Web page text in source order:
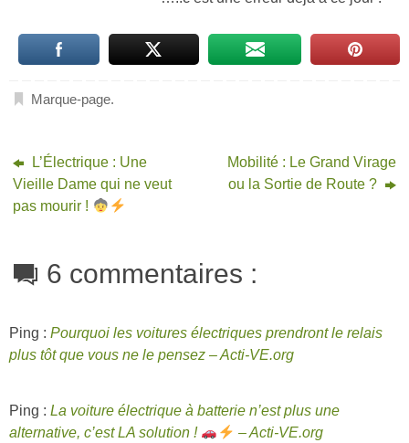
Marque-page.
L’Électrique : Une
Vieille Dame qui ne veut
pas mourir !
Mobilité : Le Grand Virage
ou la Sortie de Route ?
6 commentaires :
Ping : Pourquoi les voitures électriques prendront le relais
plus tôt que vous ne le pensez – Acti-VE.org
Ping : La voiture électrique à batterie n’est plus une
alternative, c’est LA solution !
– Acti-VE.org